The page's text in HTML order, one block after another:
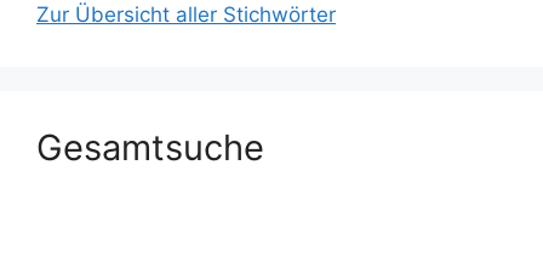
Zur Übersicht aller Stichwörter
Gesamtsuche